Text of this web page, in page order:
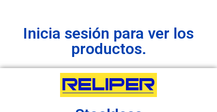
Inicia sesión para ver los
productos.